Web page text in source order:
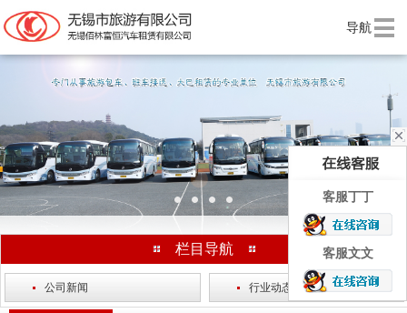
导航
栏目导航
·公司新闻 ·行业动态
客服丁丁
客服文文